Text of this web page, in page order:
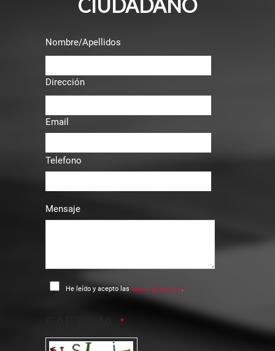
CIUDADANO
Nombre/Apellidos
Dirección
Email
Telefono
Mensaje
He leído y acepto las terms of service.